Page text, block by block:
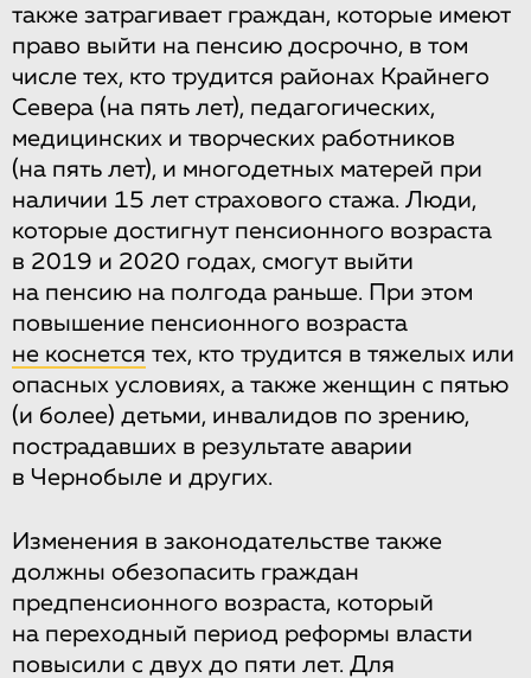
также затрагивает граждан, которые имеют
право выйти на пенсию досрочно, в том
числе тех, кто трудится районах Крайнего
Севера (на пять лет), педагогических,
медицинских и творческих работников
(на пять лет), и многодетных матерей при
наличии 15 лет страхового стажа. Люди,
которые достигнут пенсионного возраста
в 2019 и 2020 годах, смогут выйти
на пенсию на полгода раньше. При этом
повышение пенсионного возраста
не коснется тех, кто трудится в тяжелых или
опасных условиях, а также женщин с пятью
(и более) детьми, инвалидов по зрению,
пострадавших в результате аварии
в Чернобыле и других.
Изменения в законодательстве также
должны обезопасить граждан
предпенсионного возраста, который
на переходный период реформы власти
повысили с двух до пяти лет. Для